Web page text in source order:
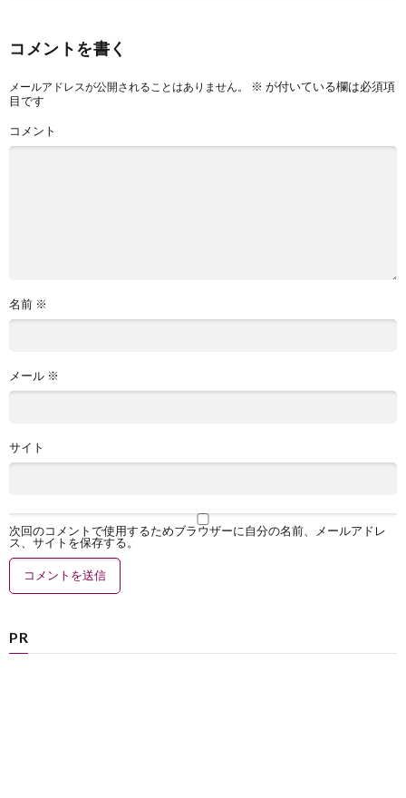
コメントを書く
メールアドレスが公開されることはありません。 ※ が付いている欄は必須項
目です
コメント
名前 ※
メール ※
サイト
次回のコメントで使用するためブラウザーに自分の名前、メールアドレ
ス、サイトを保存する。
PR